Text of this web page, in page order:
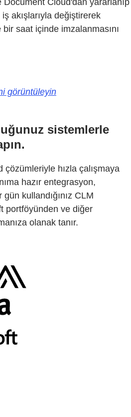
iş akışlarıyla değiştirerek
saat içinde imzalanmasını
görüntüleyin
sistemlerle
hızla çalışmaya
hazır entegrasyon,
kullandığınız CLM
portföyünden ve diğer
olanak tanır.